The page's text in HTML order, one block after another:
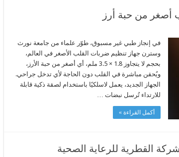
أصغر من حبة أرز
في إنجاز طبي غير مسبوق، طوّر علماء من جامعة نورث
وسترن جهاز تنظيم ضربات القلب الأصغر في العالم،
بحجم لا يتجاوز 1.8 × 3.5 ملم، أي أصغر من حبة الأرز،
ويُحقن مباشرة في القلب دون الحاجة لأي تدخل جراحي.
الجهاز الجديد، يعمل لاسلكيًا باستخدام لصقة ذكية قابلة
للارتداء تُرسل نبضات …
أكمل القراءة »
القطرية للرعاية الصحية